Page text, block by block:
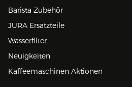
Barista Zubehör
JURA Ersatzteile
Wasserfilter
Neuigkeiten
Kaffeemaschinen Aktionen